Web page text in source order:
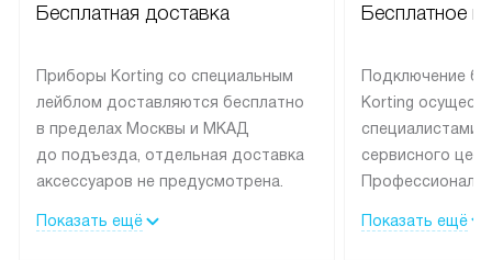
Бесплатная доставка
Приборы Korting со специальным
лейблом доставляются бесплатно
в пределах Москвы и МКАД
до подъезда, отдельная доставка
аксессуаров не предусмотрена.
дополнительно. При заказе
Показать ещё
Бесплатное
Подключение
Korting
специалистами
сервисного
эксплуатации
Показать ещё